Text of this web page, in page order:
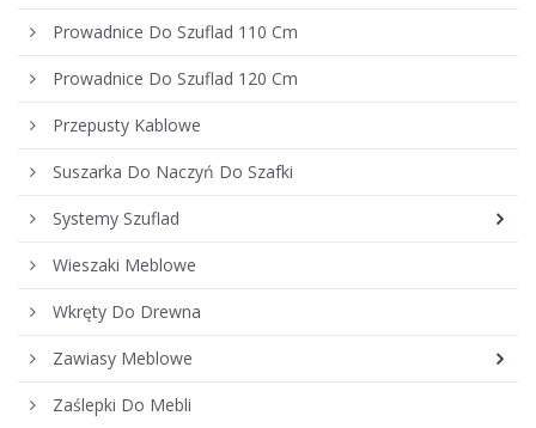
Prowadnice Do Szuflad 110 Cm
Prowadnice Do Szuflad 120 Cm
Przepusty Kablowe
Suszarka Do Naczyń Do Szafki
Systemy Szuflad
Wieszaki Meblowe
Wkręty Do Drewna
Zawiasy Meblowe
Zaślepki Do Mebli